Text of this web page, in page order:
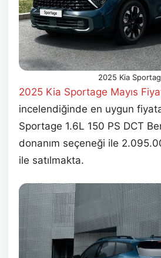
2025 Kia
2025 Kia Sportage Mayıs
incelendiğinde en uygun
Sportage 1.6L 150 PS DCT
donanım seçeneği ile
ile satılmakta.